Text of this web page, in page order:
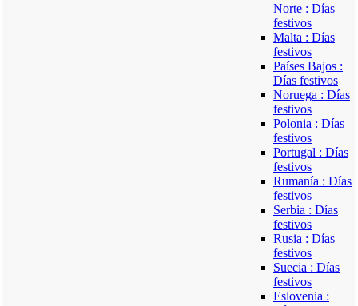
Norte : Días
festivos
Malta : Días
festivos
Países Bajos :
Días festivos
Noruega : Días
festivos
Polonia : Días
festivos
Portugal : Días
festivos
Rumanía : Días
festivos
Serbia : Días
festivos
Rusia : Días
festivos
Suecia : Días
festivos
Eslovenia :